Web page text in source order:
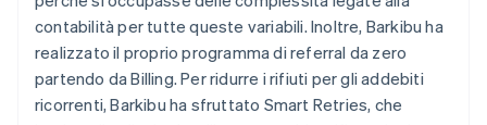
contabilità per tutte queste variabili. Inoltre, Barkibu ha
realizzato il proprio programma di referral da zero
partendo da Billing. Per ridurre i rifiuti per gli addebiti
ricorrenti, Barkibu ha sfruttato Smart Retries, che